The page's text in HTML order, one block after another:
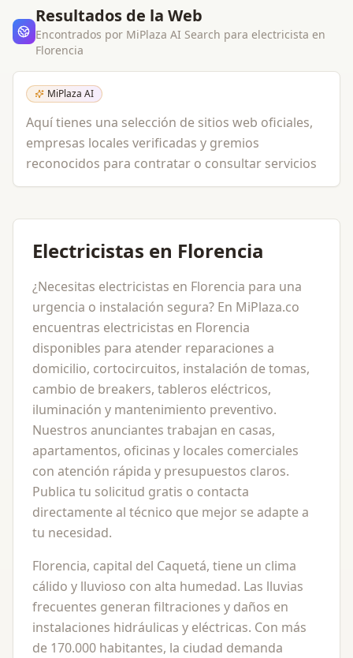
Resultados de la Web
Encontrados por MiPlaza AI Search para electricista en
Florencia
MiPlaza AI
Aquí tienes una selección de sitios web oficiales,
empresas locales verificadas y gremios
reconocidos para contratar o consultar servicios
Electricistas en Florencia
¿Necesitas electricistas en Florencia para una
urgencia o instalación segura? En MiPlaza.co
encuentras electricistas en Florencia
disponibles para atender reparaciones a
domicilio, cortocircuitos, instalación de tomas,
cambio de breakers, tableros eléctricos,
iluminación y mantenimiento preventivo.
Nuestros anunciantes trabajan en casas,
apartamentos, oficinas y locales comerciales
con atención rápida y presupuestos claros.
Publica tu solicitud gratis o contacta
directamente al técnico que mejor se adapte a
tu necesidad.
Florencia, capital del Caquetá, tiene un clima
cálido y lluvioso con alta humedad. Las lluvias
frecuentes generan filtraciones y daños en
instalaciones hidráulicas y eléctricas. Con más
de 170.000 habitantes, la ciudad demanda